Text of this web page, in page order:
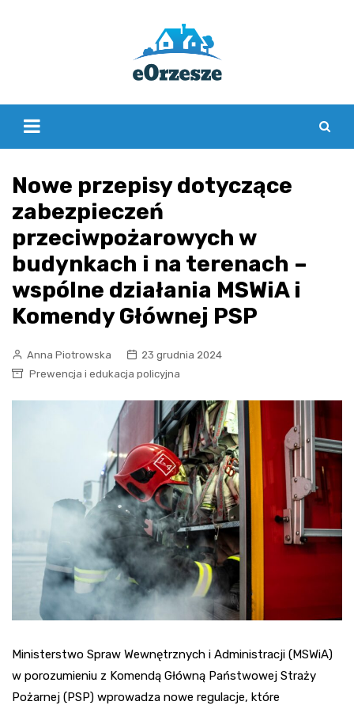
Nowe przepisy dotyczące
zabezpieczeń
przeciwpożarowych w
budynkach i na terenach –
wspólne działania MSWiA i
Komendy Głównej PSP
Anna Piotrowska
23 grudnia 2024
Prewencja i edukacja policyjna
Ministerstwo Spraw Wewnętrznych i Administracji (MSWiA)
w porozumieniu z Komendą Główną Państwowej Straży
Pożarnej (PSP) wprowadza nowe regulacje, które